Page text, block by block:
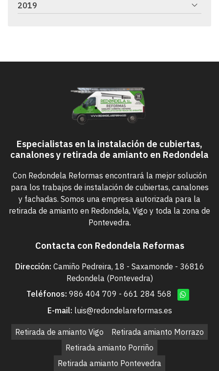
2019
Especialistas en la instalación de cubiertas,
canalones y retirada de amianto en Redondela
Con Redondela Reformas encontrará la mejor solución
para los trabajos de instalación de cubiertas, canalones
y fachadas. Somos una empresa autorizada para la
retirada de amianto en Redondela, Vigo y toda la zona de
Pontevedra.
Contacta con Redondela Reformas
Dirección: Camiño Pedreira, 18 - Saxamonde - 36816
Redondela (Pontevedra)
Teléfonos: 986 404 709 - 661 284 568
E-mail: luis@redondelareformas.es
Retirada de amianto Vigo
Retirada amianto Morrazo
Retirada amianto Porriño
Retirada amianto Pontevedra